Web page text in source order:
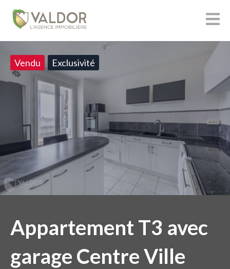
Vendu Exclusivité
Appartement T3 avec
garage Centre Ville